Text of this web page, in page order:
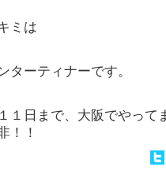
ミは
ターティナーです。
１日まで、大阪でやって
！！